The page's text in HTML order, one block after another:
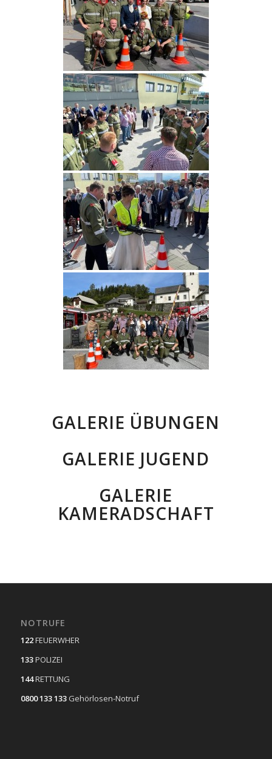
GALERIE ÜBUNGEN
GALERIE JUGEND
GALERIE
KAMERADSCHAFT
NOTRUFE
122FEUERWHER
133POLIZEI
144RETTUNG
0800 133 133 Gehörlosen-Notruf